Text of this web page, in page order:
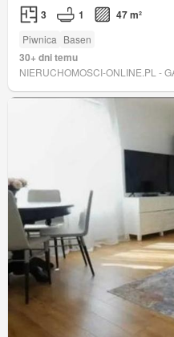
3 1 47 m²
Piwnica Basen
30+ dni temu
NIERUCHOMOSCI-ONLINE.PL -